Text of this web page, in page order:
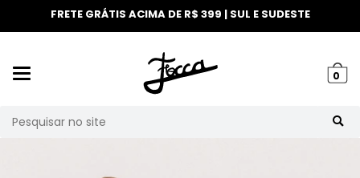
FRETE GRÁTIS ACIMA DE R$ 399 | SUL E SUDESTE
0